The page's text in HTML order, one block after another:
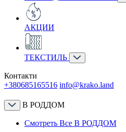
АКЦИИ
ТЕКСТИЛЬ
Контакти
+380685165516 info@krako.land
В РОДДОМ
Смотреть Все В РОДДОМ